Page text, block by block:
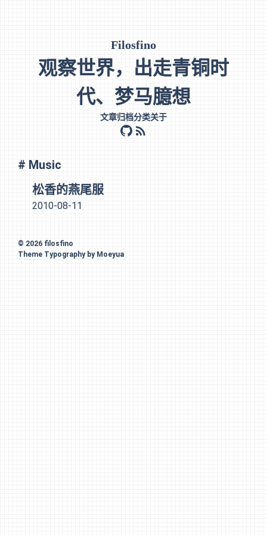
Filosfino
观察世界，出走青铜时
代、梦马臆想
文章归档分类关于
github
rss
# Music
松香的燕尾服
2010-08-11
© 2026 filosfino
Theme Typographyby Moeyua